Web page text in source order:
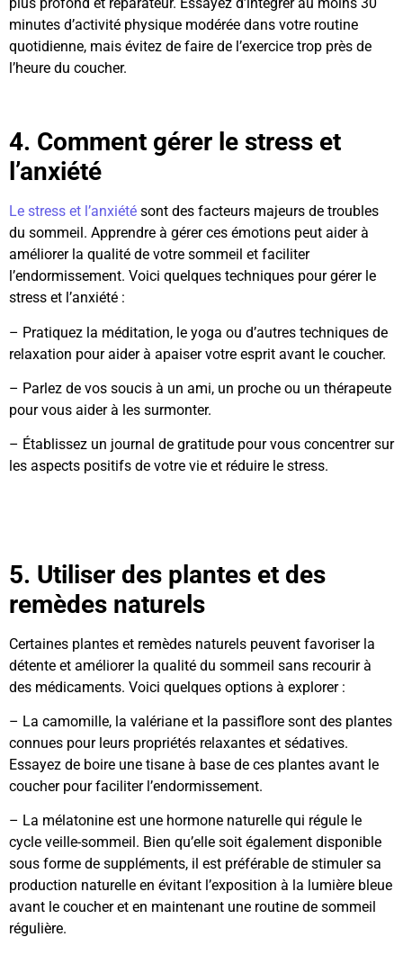
plus profond et réparateur. Essayez d’intégrer au moins 30
minutes d’activité physique modérée dans votre routine
quotidienne, mais évitez de faire de l’exercice trop près de
l’heure du coucher.
4. Comment gérer le stress et
l’anxiété
Le stress et l’anxiété sont des facteurs majeurs de troubles
du sommeil. Apprendre à gérer ces émotions peut aider à
améliorer la qualité de votre sommeil et faciliter
l’endormissement. Voici quelques techniques pour gérer le
stress et l’anxiété :
– Pratiquez la méditation, le yoga ou d’autres techniques de
relaxation pour aider à apaiser votre esprit avant le coucher.
– Parlez de vos soucis à un ami, un proche ou un thérapeute
pour vous aider à les surmonter.
– Établissez un journal de gratitude pour vous concentrer sur
les aspects positifs de votre vie et réduire le stress.
5. Utiliser des plantes et des
remèdes naturels
Certaines plantes et remèdes naturels peuvent favoriser la
détente et améliorer la qualité du sommeil sans recourir à
des médicaments. Voici quelques options à explorer :
– La camomille, la valériane et la passiflore sont des plantes
connues pour leurs propriétés relaxantes et sédatives.
Essayez de boire une tisane à base de ces plantes avant le
coucher pour faciliter l’endormissement.
– La mélatonine est une hormone naturelle qui régule le
cycle veille-sommeil. Bien qu’elle soit également disponible
sous forme de suppléments, il est préférable de stimuler sa
production naturelle en évitant l’exposition à la lumière bleue
avant le coucher et en maintenant une routine de sommeil
régulière.